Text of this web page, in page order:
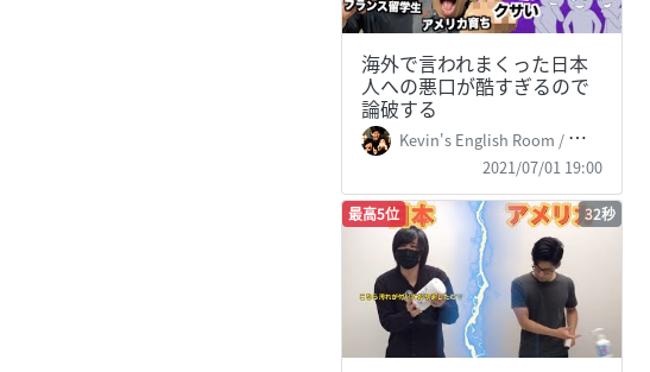
海外で言われまくった日本
人への悪口が酷すぎるので
論破する
Kevin's English Room / 掛山ケビ志郎
2021/07/01 19:00
最高5位 32秒